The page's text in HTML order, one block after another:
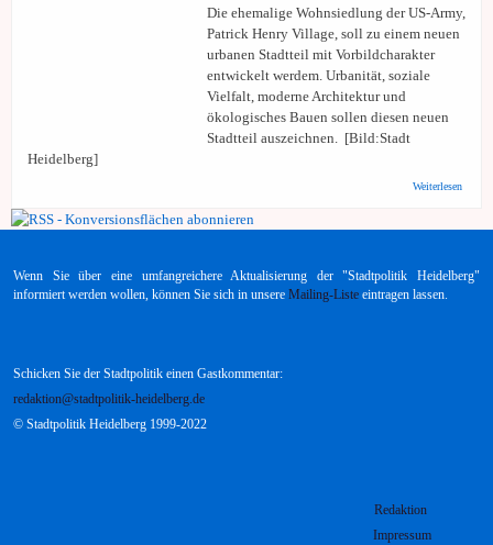
Die ehemalige Wohnsiedlung der US-Army,
Patrick Henry Village, soll zu einem neuen
urbanen Stadtteil mit Vorbildcharakter
entwickelt werdem. Urbanität, soziale
Vielfalt, moderne Architektur und
ökologisches Bauen sollen diesen neuen
Stadtteil auszeichnen. [Bild:Stadt
Heidelberg]
Weiterlesen
Patrick
Wenn Sie über eine umfangreichere Aktualisierung der "Stadtpolitik Heidelberg"
informiert werden wollen, können Sie sich in unsere Mailing-Liste eintragen lassen.
Schicken Sie der Stadtpolitik einen Gastkommentar:
redaktion@stadtpolitik-heidelberg.de
© Stadtpolitik Heidelberg 1999-2022
Redaktion
Impressum